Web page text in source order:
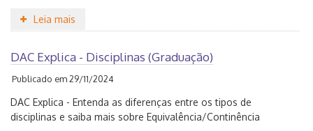
Leia mais
DAC Explica - Disciplinas (Graduação)
Publicado em 29/11/2024
DAC Explica - Entenda as diferenças entre os tipos de
disciplinas e saiba mais sobre Equivalência/Continência